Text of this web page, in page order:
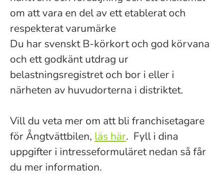
om att vara en del av ett etablerat och
respekterat varumärke
Du har svenskt B-körkort och god körvana
och ett godkänt utdrag ur
belastningsregistret och bor i eller i
närheten av huvudorterna i distriktet.
Vill du veta mer om att bli franchisetagare
för Ångtvättbilen, läs här. Fyll i dina
uppgifter i intresseformuläret nedan så får
du mer information.